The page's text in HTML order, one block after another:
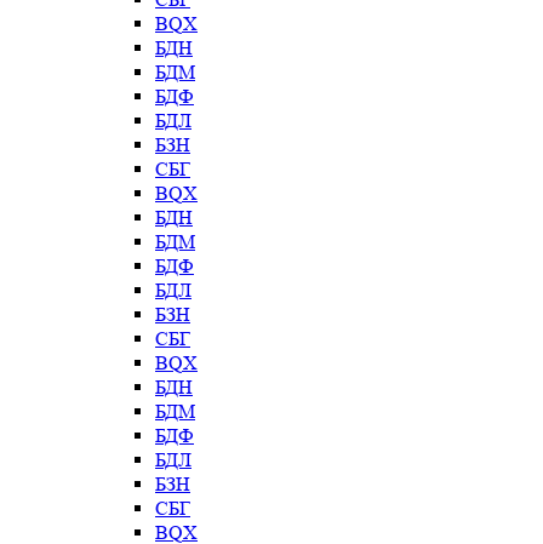
BQX
БДН
БДМ
БДФ
БДЛ
БЗН
СБГ
BQX
БДН
БДМ
БДФ
БДЛ
БЗН
СБГ
BQX
БДН
БДМ
БДФ
БДЛ
БЗН
СБГ
BQX